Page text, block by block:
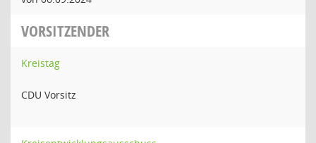
VORSITZENDER
Kreistag
CDU Vorsitz